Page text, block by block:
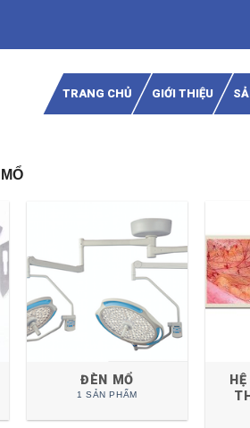
TRANG CHỦ GIỚI THIỆU
ĐÈN MỔ
1 SẢN PHẨM